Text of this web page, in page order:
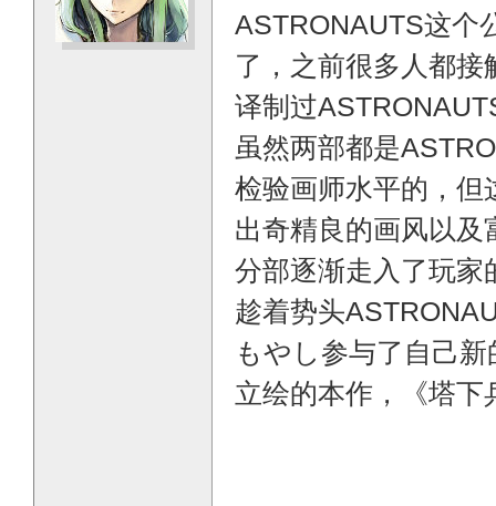
ASTRONAUTS这个
了，之前很多人都
译制过
虽然两部都是
检验画师水平的，但
出奇精良的画风以及
分部逐渐走入了玩家
趁着势头
もやし参与了自己
立绘的本作，《塔下